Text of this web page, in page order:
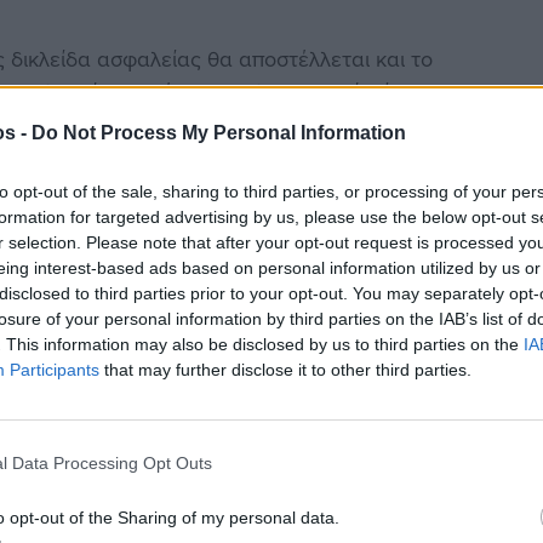
- Do Not Process My Personal Information
opt-out of the sale, sharing to third parties, or processing of your
for targeted advertising by us, please use the below opt-out
selection. Please note that after your opt-out request is processed
interest-based ads based on personal information utilized by us
to third parties prior to your opt-out. You may separately
of your personal information by third parties on the IAB’s list of
This information may also be disclosed by us to third parties on the
Participants that may further disclose it to other third parties.
Data Processing Opt Outs
opt-out of the Sharing of my personal data.
ασφαλείας θα αποστέλλεται και το
μέσα στο ηλεκτρονικό σύστημα του
Ενότητας.
εκλογές της 21ης Μαϊου 2023
Viber ομάδαμας και δείτε όλες τις ειδήσεις από